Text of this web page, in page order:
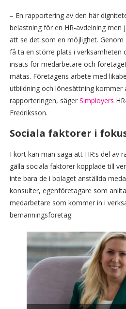
– En rapportering av den här
belastning för en HR-avdelning men
att se det som en möjlighet.
få ta en större plats i verksamheten
insats för medarbetare och
mätas. Företagens arbete med
utbildning och lönesättning kommer
rapporteringen, säger Simployers
Fredriksson.
Sociala faktorer i
I kort kan man säga att HR:s del av
gälla sociala faktorer kopplade till
inte bara de i bolaget anställda
konsulter, egenföretagare som
medarbetare som kommer in i
bemanningsföretag.